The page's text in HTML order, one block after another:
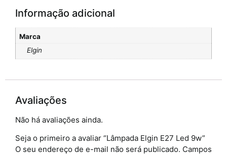
Informação adicional
Marca
Elgin
Avaliações
Não há avaliações ainda.
Seja o primeiro a avaliar “Lâmpada Elgin E27 Led 9w”
O seu endereço de e-mail não será publicado. Campos